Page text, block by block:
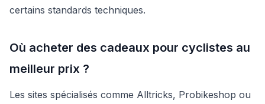
certains standards techniques.
Où acheter des cadeaux pour cyclistes au
meilleur prix ?
Les sites spécialisés comme Alltricks, Probikeshop ou